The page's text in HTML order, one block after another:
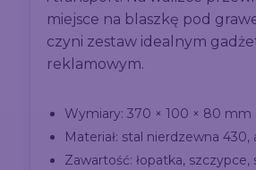
miejsce na blaszkę pod
czyni zestaw idealnym
reklamowym.
Wymiary: 370 × 100 × 80 mm
Materiał: stal nierdzewna
Zawartość: łopatka, szczypce,